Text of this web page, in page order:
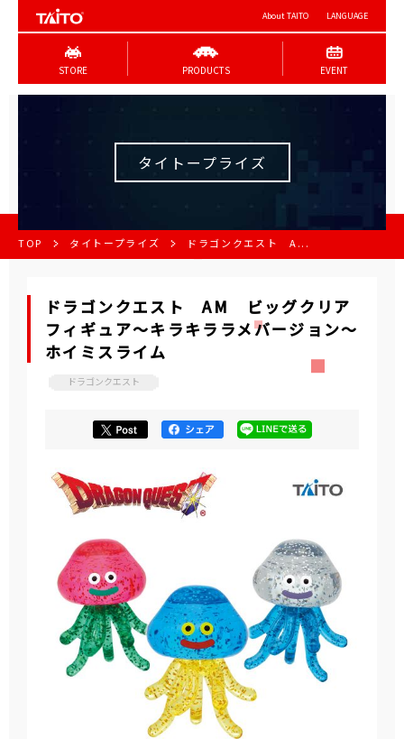
About TAITO LANGUAGE
STORE PRODUCTS EVENT
タイトープライズ
TOP タイトープライズ ドラゴンクエスト A...
ドラゴンクエスト AM ビッグクリア
フィギュア～キラキララメバージョン～
ホイミスライム
ドラゴンクエスト